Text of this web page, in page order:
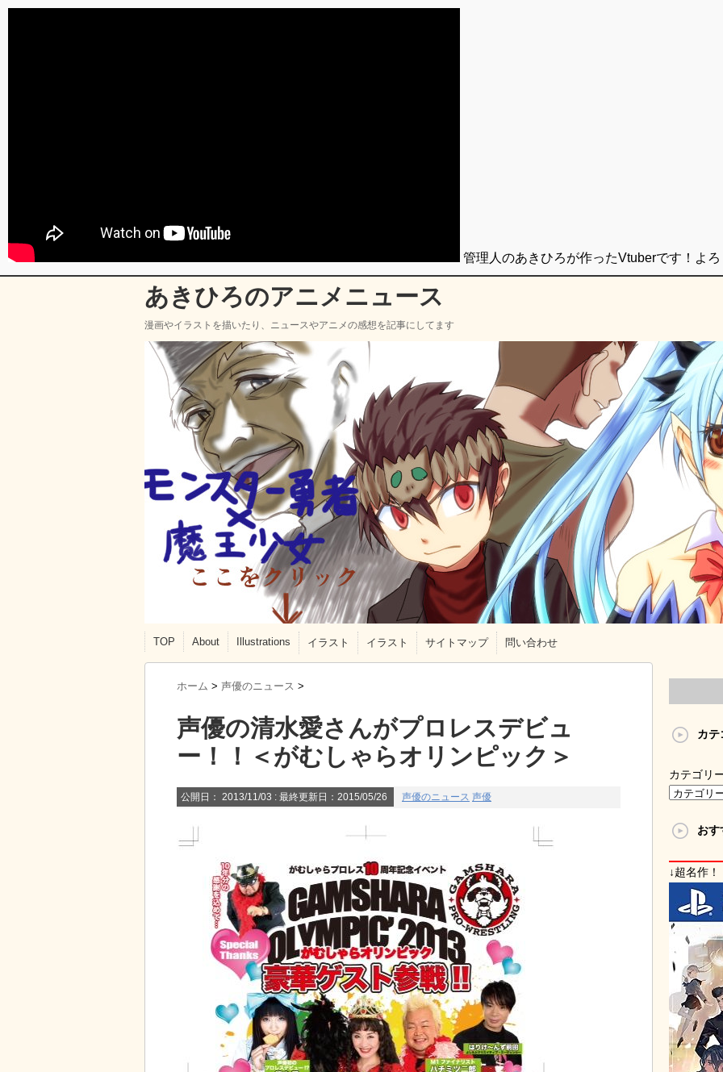
あきひろのアニメニュース
漫画やイラストを描いたり、ニュースやアニメの感想を記事にしてます
TOP About Illustrations イラスト イラスト サイトマップ 問い合わせ
ホーム > 声優のニュース >
声優の清水愛さんがプロレスデビュ
ー！！＜がむしゃらオリンピック＞
公開日： 2013/11/03 : 最終更新日：2015/05/26 声優のニュース 声優
カテ
カテゴリ
お
↓超名作！
管理人のあきひろが作ったVtuberです！よ